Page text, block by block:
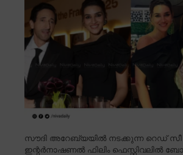
സൗദി അറേബ്യയിൽ നടക്കുന്ന റെഡ് സീ
ഇന്റർനാഷണൽ ഫിലിം ഫെസ്റ്റിവലിൽ